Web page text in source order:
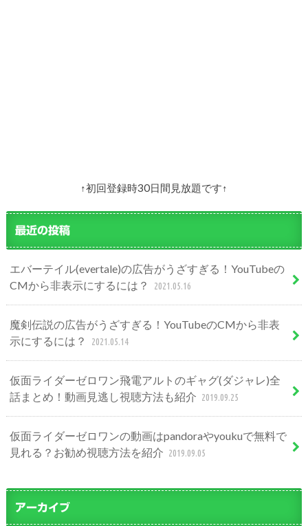
↑初回登録時30日間見放題です↑
最近の投稿
エバーテイル(evertale)の広告がうざすぎる！YouTubeの
CMから非表示にするには？
2021.05.16
魔剣伝説の広告がうざすぎる！YouTubeのCMから非表
示にするには？
2021.05.14
仮面ライダーゼロワン飛電アルトのギャグ(ダジャレ)全
話まとめ！動画見逃し視聴方法も紹介 2019.09.25
仮面ライダーゼロワンの動画はpandoraやyoukuで無料で
見れる？お勧め視聴方法を紹介 2019.09.05
アーカイブ